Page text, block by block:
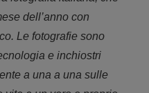
dell’anno con
Le fotografie sono
e inchiostri
a una a una sulle